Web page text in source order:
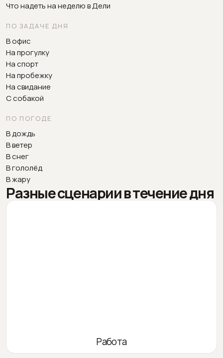
Что надеть на неделю в Дели
ПО ЗАДАЧЕ ДНЯ
В офис
На прогулку
На спорт
На пробежку
На свидание
С собакой
ПО ПОГОДЕ
В дождь
В ветер
В снег
В гололёд
В жару
Разные сценарии в течение дня
Работа